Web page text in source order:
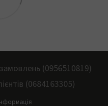
(0956510819)
(0684163305)